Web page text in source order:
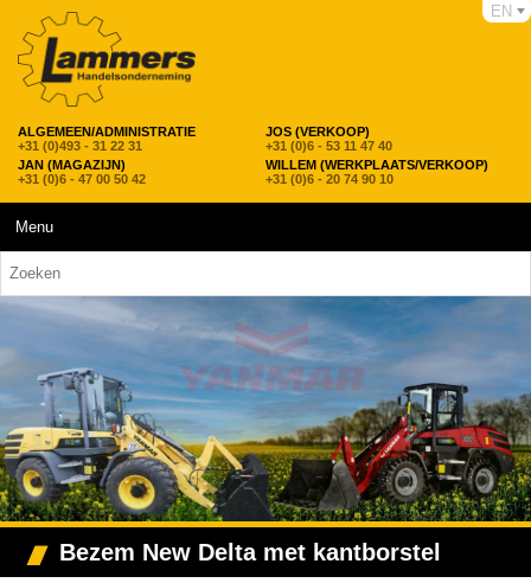
ALGEMEEN/ADMINISTRATIE
+31 (0)493 - 31 22 31
JOS (VERKOOP)
+31 (0)6 - 53 11 47 40
JAN (MAGAZIJN)
+31 (0)6 - 47 00 50 42
WILLEM (WERKPLAATS/VERKOOP)
+31 (0)6 - 20 74 90 10
EN
Menu
Bezem New Delta met kantborstel